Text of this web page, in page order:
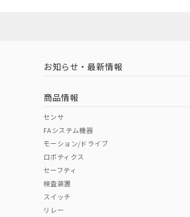
お知らせ・最新情報
商品情報
センサ
FAシステム機器
モーション/ドライブ
ロボティクス
セーフティ
検査装置
スイッチ
リレー